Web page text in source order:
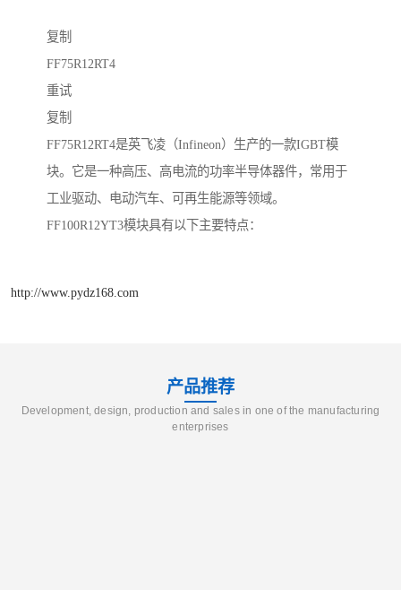
复制
FF75R12RT4
重试
复制
FF75R12RT4是英飞凌（Infineon）生产的一款IGBT模
块。它是一种高压、高电流的功率半导体器件，常用于
工业驱动、电动汽车、可再生能源等领域。
FF100R12YT3模块具有以下主要特点：
http://www.pydz168.com
产品推荐
Development, design, production and sales in one of the manufacturing
enterprises